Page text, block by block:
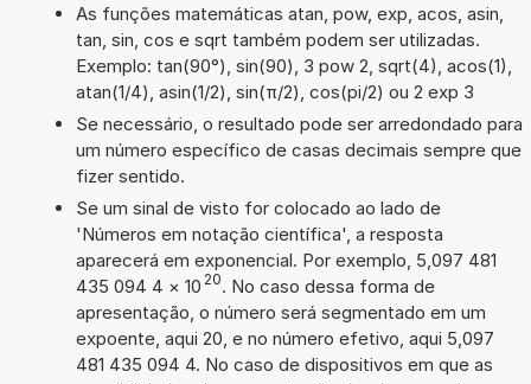
As funções matemáticas atan, pow, exp, acos, asin,
tan, sin, cos e sqrt também podem ser utilizadas.
Exemplo: tan(90°), sin(90), 3 pow 2, sqrt(4), acos(1),
atan(1/4), asin(1/2), sin(π/2), cos(pi/2) ou 2 exp 3
Se necessário, o resultado pode ser arredondado para
um número específico de casas decimais sempre que
fizer sentido.
Se um sinal de visto for colocado ao lado de
'Números em notação científica', a resposta
aparecerá em exponencial. Por exemplo, 5,097 481
435 094 4 × 10 20. No caso dessa forma de
apresentação, o número será segmentado em um
expoente, aqui 20, e no número efetivo, aqui 5,097
481 435 094 4. No caso de dispositivos em que as